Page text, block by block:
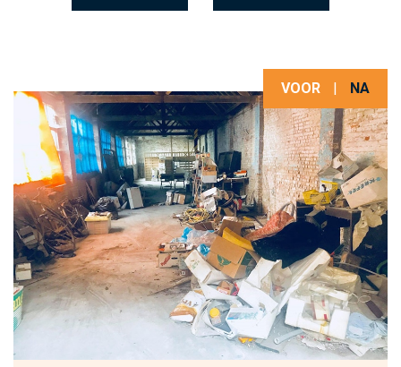
VOOR | NA